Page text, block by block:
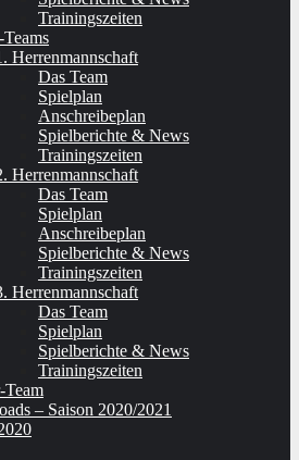
Trainingszeiten
Herrenmannschaft
Das Team
Spielplan
Anschreibeplan
Spielberichte & News
Trainingszeiten
Herrenmannschaft
Das Team
Spielplan
Anschreibeplan
Spielberichte & News
Trainingszeiten
Herrenmannschaft
Das Team
Spielplan
Spielberichte & News
Trainingszeiten
Team
– Saison 2020/2021